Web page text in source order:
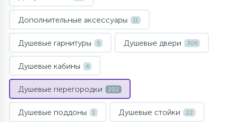
Комплектующие
На борт ванны
Ручные души
Верхние души
Щетки для унитаза
Дополнительные аксессуары 11
Душевые гарнитуры 5 Душевые двери 306
Душевые кабины 4
Душевые перегородки 202
Душевые поддоны 1 Душевые стойки 22